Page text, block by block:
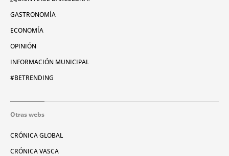
GASTRONOMÍA
ECONOMÍA
OPINIÓN
INFORMACIÓN MUNICIPAL
#BETRENDING
Otras webs
CRÓNICA GLOBAL
CRÓNICA VASCA